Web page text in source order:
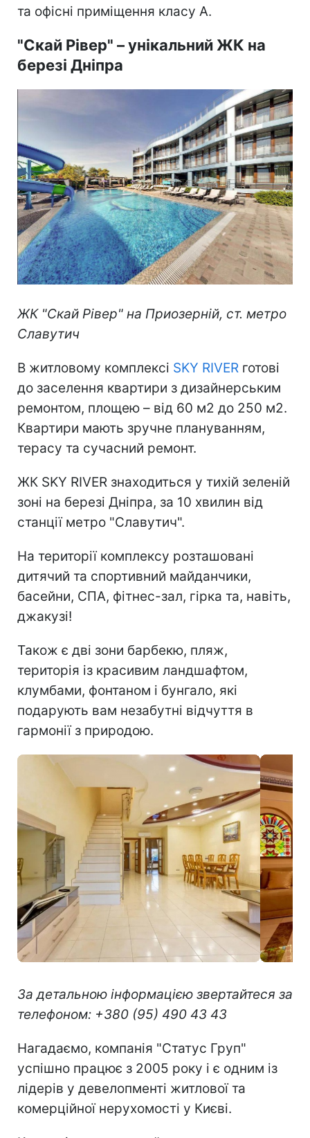
та офісні приміщення класу А.
"Скай Рівер" – унікальний ЖК на
березі Дніпра
ЖК "Скай Рівер" на Приозерній, ст. метро
Славутич
В житловому комплексі SKY RIVER готові
до заселення квартири з дизайнерським
ремонтом, площею – від 60 м2 до 250 м2.
Квартири мають зручне плануванням,
терасу та сучасний ремонт.
ЖК SKY RIVER знаходиться у тихій зеленій
зоні на березі Дніпра, за 10 хвилин від
станції метро "Славутич".
На території комплексу розташовані
дитячий та спортивний майданчики,
басейни, СПА, фітнес-зал, гірка та, навіть,
джакузі!
Також є дві зони барбекю, пляж,
територія із красивим ландшафтом,
клумбами, фонтаном і бунгало, які
подарують вам незабутні відчуття в
гармонії з природою.
За детальною інформацією звертайтеся за
телефоном: +380 (95) 490 43 43
Нагадаємо, компанія "Статус Груп"
успішно працює з 2005 року і є одним із
лідерів у девелопменті житлової та
комерційної нерухомості у Києві.